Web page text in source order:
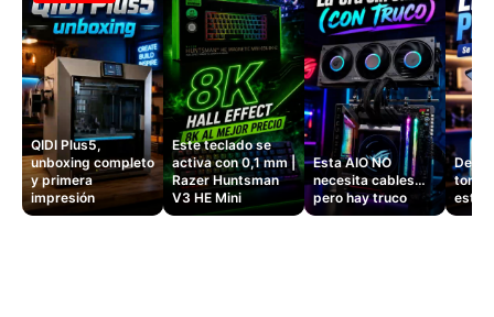
QIDI Plus5,
unboxing completo
y primera
impresión
Este teclado se
activa con 0,1 mm |
Razer Huntsman
V3 HE Mini
Esta AIO NO
necesita cables…
pero hay truco
Dejé
este